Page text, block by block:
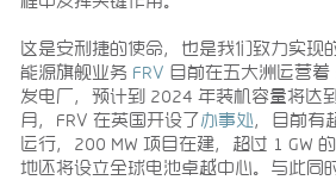
这是安利捷的使命，也是我们致力实现
能源旗舰业务 FRV 目前在五大洲运营
发电厂，预计到 2024 年装机容量将达
月，FRV 在英国开设了 办事处 ，目前有
运行，200 MW 项目在建，超过 1 GW
地还将设立全球电池卓越中心。与此同